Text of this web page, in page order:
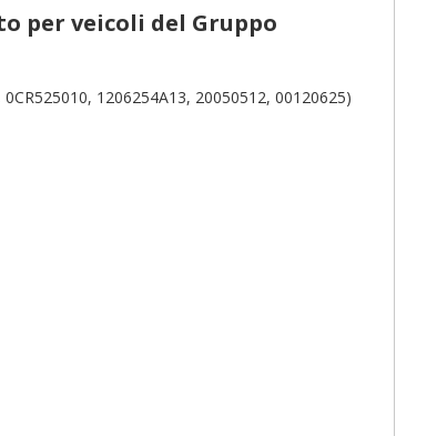
per veicoli del Gruppo
1206254A13, 20050512, 00120625)